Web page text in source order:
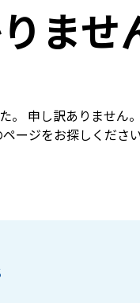
ませ
。 申し訳ありません。
ージをお探しください